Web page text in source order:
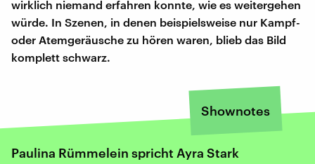
wirklich niemand erfahren konnte, wie es weitergehen
würde. In Szenen, in denen beispielsweise nur Kampf-
oder Atemgeräusche zu hören waren, blieb das Bild
komplett schwarz.
Shownotes
Paulina Rümmelein spricht Ayra Stark